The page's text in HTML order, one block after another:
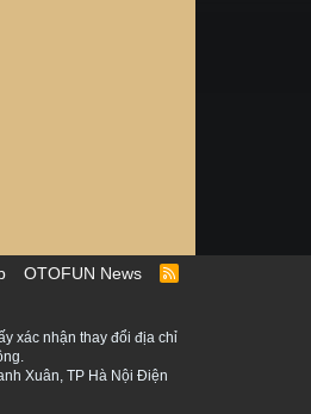
OTOFUN News
R
xác nhận thay đổi địa chỉ
Xuân, TP Hà Nội Điện